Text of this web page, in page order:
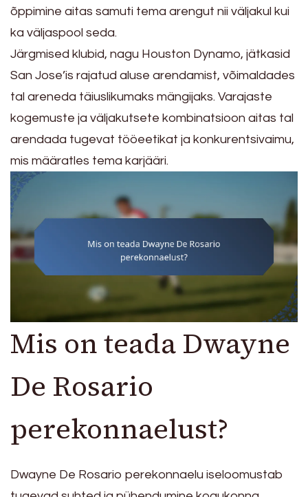
õppimine aitas samuti tema arengut nii väljakul kui
ka väljaspool seda.
Järgmised klubid, nagu Houston Dynamo, jätkasid
San Jose’is rajatud aluse arendamist, võimaldades
tal areneda täiuslikumaks mängijaks. Varajaste
kogemuste ja väljakutsete kombinatsioon aitas tal
arendada tugevat tööeetikat ja konkurentsivaimu,
mis määratles tema karjääri.
Mis on teada Dwayne
De Rosario
perekonnaelust?
Dwayne De Rosario perekonnaelu iseloomustab